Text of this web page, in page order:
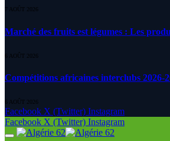
7 AOÛT 2026
Marché des fruits est légumes : Les
6 AOÛT 2026
Compétitions africaines interclubs 2026-
6 AOÛT 2026
Facebook X (Twitter) Instagram
Facebook X (Twitter) Instagram